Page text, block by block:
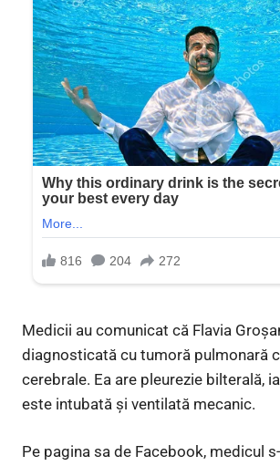
Medicii au comunicat că Flavia
diagnosticată cu tumoră pulmonară
cerebrale. Ea are pleurezie bilterală,
este intubată şi ventilată mecanic.
Pe pagina sa de Facebook, medicul